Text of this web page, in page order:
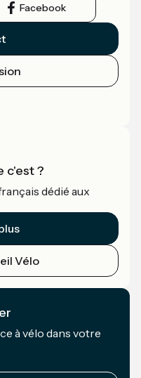
Facebook
c'est ?
dédié aux
Vélo
à vélo dans votre